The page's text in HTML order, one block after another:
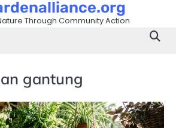
Through Community Action
gantung